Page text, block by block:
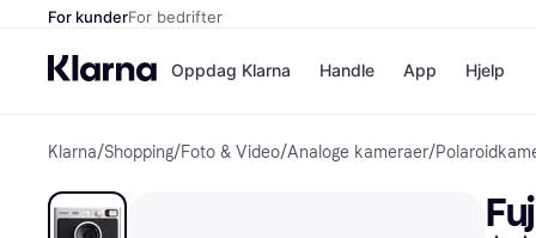
For kunderFor bedrifter
Oppdag Klarna
Betal nå
Betal i 3
Handle
Butikker
App Hjelp
Klarna/Shopping/Foto & Video/Analoge kameraer/